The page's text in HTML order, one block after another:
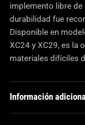
implemento libre
durabilidad fue
Disponible en
XC24 y XC29, es la
materiales difíciles
Información